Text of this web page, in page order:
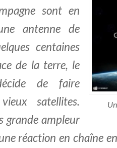
sont en
antenne de
centaines
de la terre, le
de faire
satellites.
grande ampleur
réaction en chaîne